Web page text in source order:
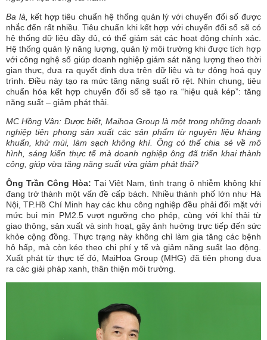
Ba là,
kết hợp tiêu chuẩn hệ thống quản lý với chuyển đổi số được
nhắc đến rất nhiều. Tiêu chuẩn khi kết hợp với chuyển đổi số sẽ có
hệ thống dữ liệu đầy đủ, có thể giám sát các hoạt động chính xác.
Hệ thống quản lý năng lượng, quản lý môi trường khi được tích hợp
với công nghệ số giúp doanh nghiệp giám sát năng lượng theo thời
gian thực, đưa ra quyết định dựa trên dữ liệu và tự động hoá quy
trình. Điều này tạo ra mức tăng năng suất rõ rệt. Nhìn chung, tiêu
chuẩn hóa kết hợp chuyển đổi số sẽ tạo ra “hiệu quả kép”: tăng
năng suất – giảm phát thải.
MC Hồng Vân: Được biết, Maihoa Group là một trong những doanh
nghiệp tiên phong sản xuất các sản phẩm từ nguyên liệu kháng
khuẩn, khử mùi, làm sạch không khí. Ông có thể chia sẻ về mô
hình, sáng kiến thực tế mà doanh nghiệp ông đã triển khai thành
công, giúp vừa tăng năng suất vừa giảm phát thải?
Ông Trần Công Hòa: Tại Việt Nam, tình trạng ô nhiễm không khí
đang trở thành một vấn đề cấp bách. Nhiều thành phố lớn như Hà
Nội, TP.Hồ Chí Minh hay các khu công nghiệp đều phải đối mặt với
mức bụi mịn PM2.5 vượt ngưỡng cho phép, cùng với khí thải từ
giao thông, sản xuất và sinh hoạt, gây ảnh hưởng trực tiếp đến sức
khỏe cộng đồng. Thực trạng này không chỉ làm gia tăng các bệnh
hô hấp, mà còn kéo theo chi phí y tế và giảm năng suất lao động.
Xuất phát từ thực tế đó, MaiHoa Group (MHG) đã tiên phong đưa
ra các giải pháp xanh, thân thiện môi trường.